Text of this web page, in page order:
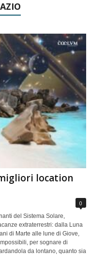
location
0
del Sistema Solare,
extraterrestri: dalla Luna
di Marte alle lune di Giove,
per sognare di
da lontano, quanto sia